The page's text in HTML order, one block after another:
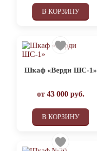
В КОРЗИНУ
Шкаф «Верди ШС-1»
от 43 000руб.
В КОРЗИНУ